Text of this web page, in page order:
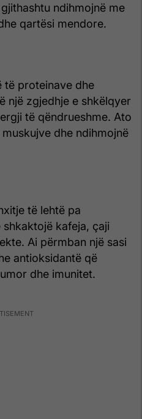
ndihmojnë me
qartësi mendore.
të proteinave dhe
një zgjedhje e shkëlqyer
të qëndrueshme. Ato
dhe ndihmojnë
të lehtë pa
kafeja, çaji
Ai përmban një sasi
antioksidantë që
dhe imunitet.